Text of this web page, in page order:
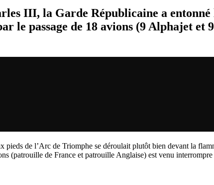
III, la Garde Républicaine a entonné
le passage de 18 avions (9 Alphajet et
de l’Arc de Triomphe se déroulait plutôt bien devant la
(patrouille de France et patrouille Anglaise) est venu